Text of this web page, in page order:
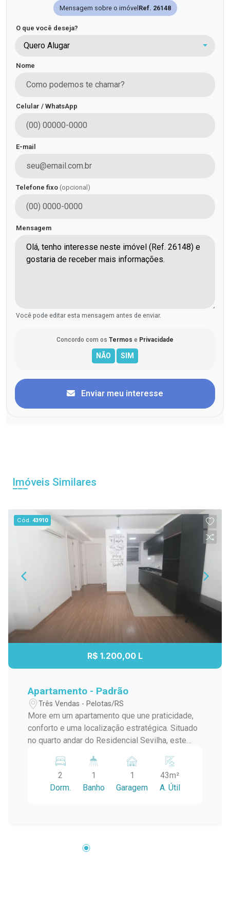
Mensagem sobre o imóvel Ref. 26148
O que você deseja?
Quero Alugar
Nome
Celular / WhatsApp
E-mail
Telefone fixo (opcional)
Mensagem
Você pode editar esta mensagem antes de enviar.
Concordo com os Termos e Privacidade
Enviar meu interesse
Imóveis Similares
Cód.43910
R$ 1.200,00 L
Apartamento - Padrão
Três Vendas - Pelotas/RS
More em um apartamento que une praticidade,
conforto e uma localização estratégica. Situado
no quarto andar do Residencial Sevilha, este
acabamentos que valorizam o conforto e a
funcionalidade no dia a dia. Localizado em uma
excelente região, próximo ao bairro Quartier, o
Este apartamento mobiliado foi planejado para
2
Dorm.
1
Banho
1
Garagem
43m²
A. Útil